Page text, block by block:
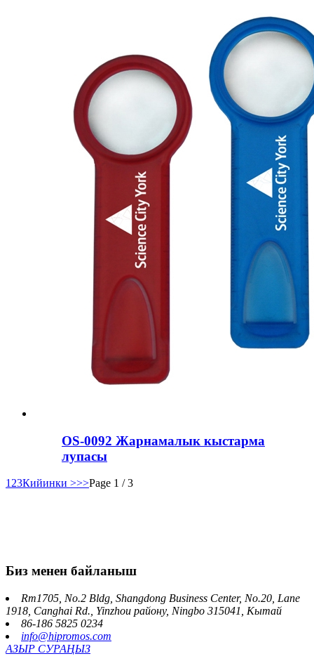
OS-0092 Жарнамалык кыстарма
лупасы
1 23Кийинки >>>Page 1 / 3
Биз менен байланыш
Rm1705, No.2 Bldg, Shangdong Business Center, No.20, Lane
1918, Canghai Rd., Yinzhou району, Ningbo 315041, Кытай
86-186 5825 0234
info@hipromos.com
АЗЫР СУРАҢЫЗ